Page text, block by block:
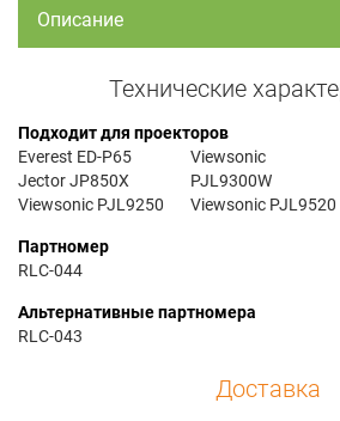
Описание
Технические
Подходит для проекторов
Everest ED-P65
Jector JP850X
Viewsonic PJL9250
Viewsonic
PJL9300W
Viewsonic PJL9520
Партномер
RLC-044
Альтернативные партномера
RLC-043
Доставка